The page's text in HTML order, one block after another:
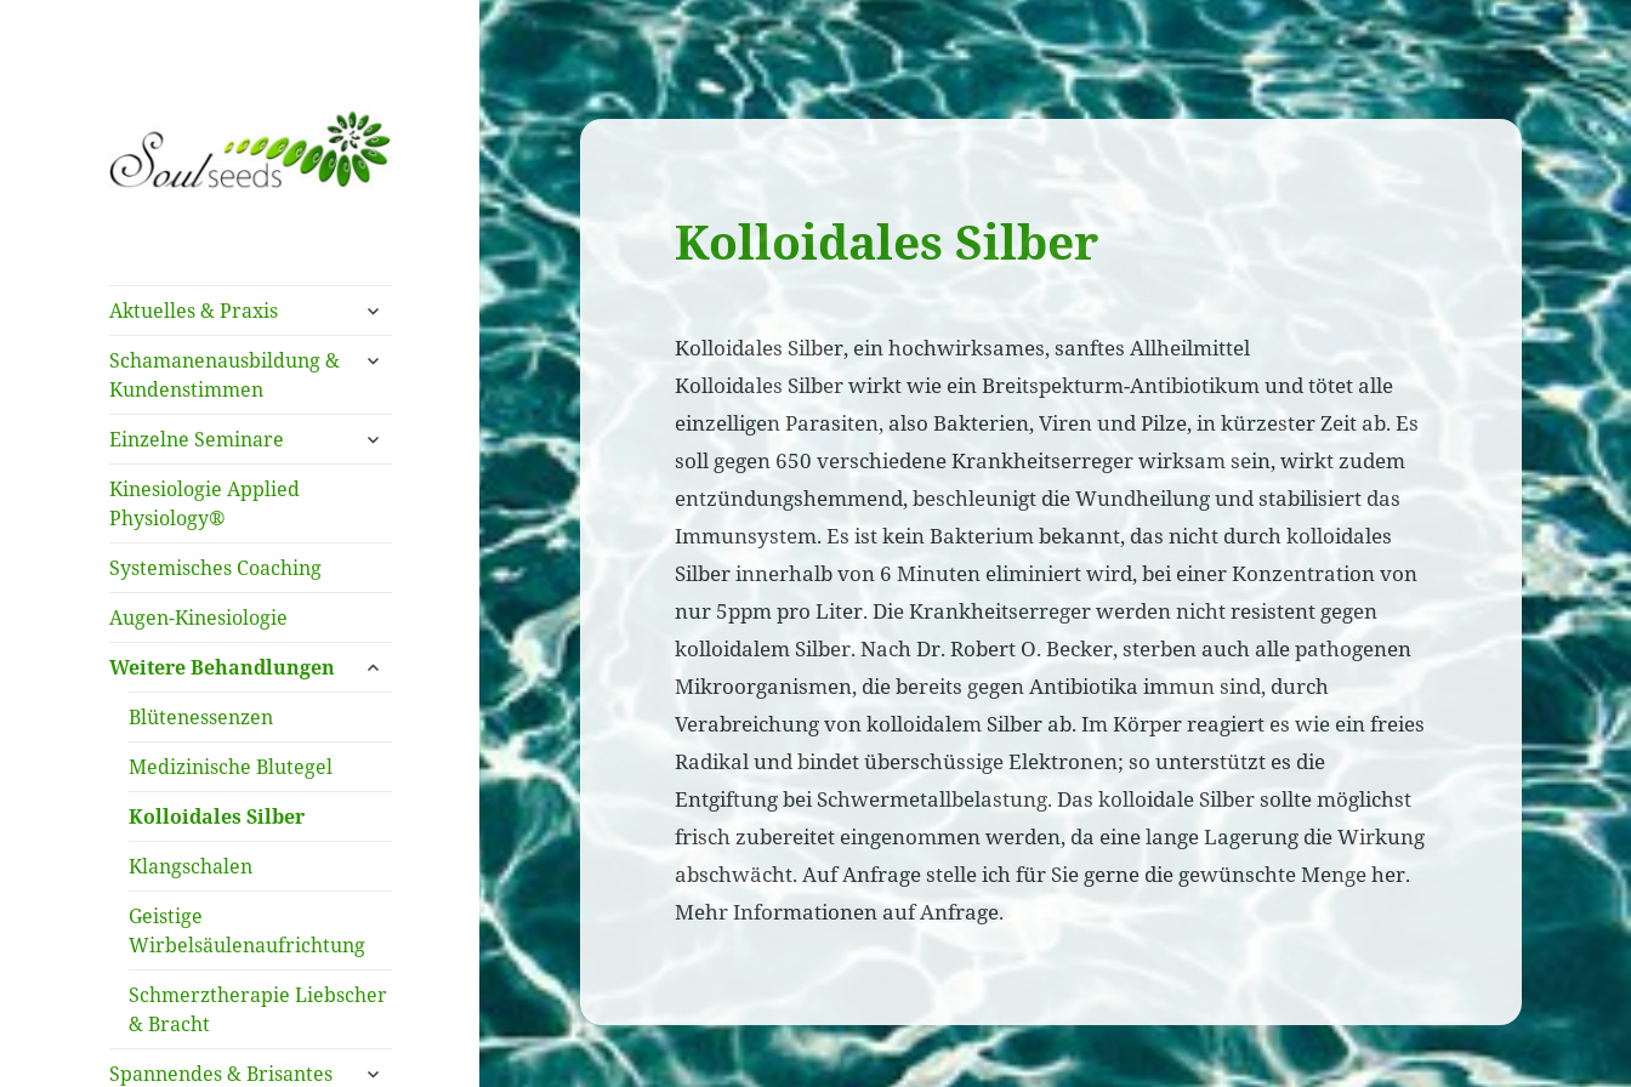
Aktuelles & Praxis
untermenü
Schamanenausbildung &
Kundenstimmen
untermenü
Einzelne Seminare
untermenü
Kinesiologie Applied
Physiology®
Systemisches Coaching
Augen-Kinesiologie
Weitere Behandlungen
untermenü
Blütenessenzen
Medizinische Blutegel
Kolloidales Silber
Klangschalen
Geistige
Wirbelsäulenaufrichtung
Schmerztherapie Liebscher
& Bracht
Spannendes & Brisantes
untermenü
Kolloidales Silber
Kolloidales Silber, ein hochwirksames, sanftes Allheilmittel
Kolloidales Silber wirkt wie ein Breitspekturm-Antibiotikum und tötet alle
einzelligen Parasiten, also Bakterien, Viren und Pilze, in kürzester Zeit ab. Es
soll gegen 650 verschiedene Krankheitserreger wirksam sein, wirkt zudem
entzündungshemmend, beschleunigt die Wundheilung und stabilisiert das
Immunsystem. Es ist kein Bakterium bekannt, das nicht durch kolloidales
Silber innerhalb von 6 Minuten eliminiert wird, bei einer Konzentration von
nur 5ppm pro Liter. Die Krankheitserreger werden nicht resistent gegen
kolloidalem Silber. Nach Dr. Robert O. Becker, sterben auch alle pathogenen
Mikroorganismen, die bereits gegen Antibiotika immun sind, durch
Verabreichung von kolloidalem Silber ab. Im Körper reagiert es wie ein freies
Radikal und bindet überschüssige Elektronen; so unterstützt es die
Entgiftung bei Schwermetallbelastung. Das kolloidale Silber sollte möglichst
frisch zubereitet eingenommen werden, da eine lange Lagerung die Wirkung
abschwächt. Auf Anfrage stelle ich für Sie gerne die gewünschte Menge her.
Mehr Informationen auf Anfrage.